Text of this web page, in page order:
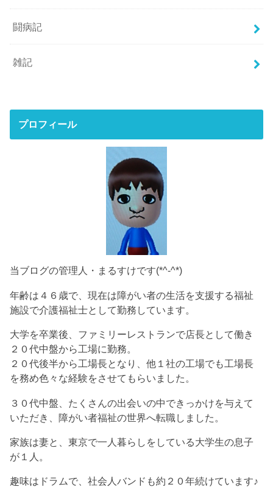
闘病記
雑記
プロフィール
当ブログの管理人・まるすけです(*^-^*)
年齢は４６歳で、現在は障がい者の生活を支援する福祉
施設で介護福祉士として勤務しています。
大学を卒業後、ファミリーレストランで店長として働き
２０代中盤から工場に勤務。
２０代後半から工場長となり、他１社の工場でも工場長
を務め色々な経験をさせてもらいました。
３０代中盤、たくさんの出会いの中できっかけを与えて
いただき、障がい者福祉の世界へ転職しました。
家族は妻と、東京で一人暮らしをしている大学生の息子
が１人。
趣味はドラムで、社会人バンドも約２０年続けています♪